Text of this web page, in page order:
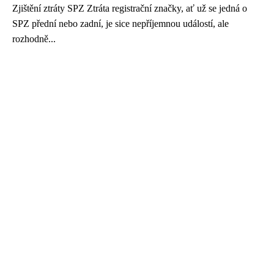
Zjištění ztráty SPZ Ztráta registrační značky, ať už se jedná o
SPZ přední nebo zadní, je sice nepříjemnou událostí, ale
rozhodně...